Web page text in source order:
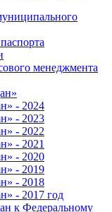
менеджмента
- 2024
- 2023
- 2022
- 2021
- 2020
- 2019
- 2018
- 2017 год
к Федеральному